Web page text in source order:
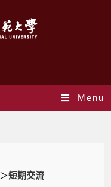
Menu
＞短期交流